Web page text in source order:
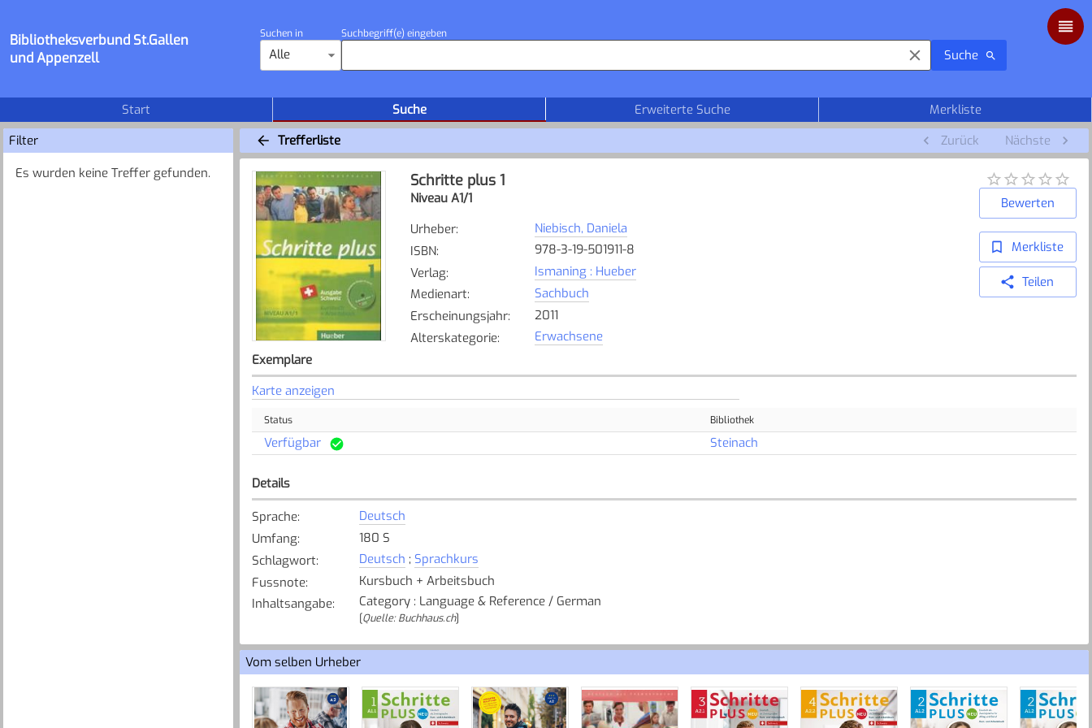
Bibliotheksverbund St.Gallen
und Appenzell
Suchen in
Alle
Suchbegriff(e) eingeben
Suche
Start Suche Erweiterte Suche
Merkliste
Filter
Es wurden keine Treffer gefunden.
Trefferliste Zurück Nächste
Schritte plus 1
Niveau A1/1
Urheber:
Niebisch, Daniela
ISBN:
978-3-19-501911-8
Verlag:
Ismaning : Hueber
Medienart:
Sachbuch
Erscheinungsjahr:
2011
Alterskategorie: Erwachsene
Bewerten
Merkliste
Teilen
Exemplare
Karte anzeigen
Status Bibliothek
Verfügbar Steinach
Details
Sprache:
Deutsch
Umfang:
180 S
Schlagwort: Deutsch ; Sprachkurs
Fussnote:
Kursbuch + Arbeitsbuch
Inhaltsangabe: Category : Language & Reference / German
[Quelle: Buchhaus.ch]
Vom selben Urheber